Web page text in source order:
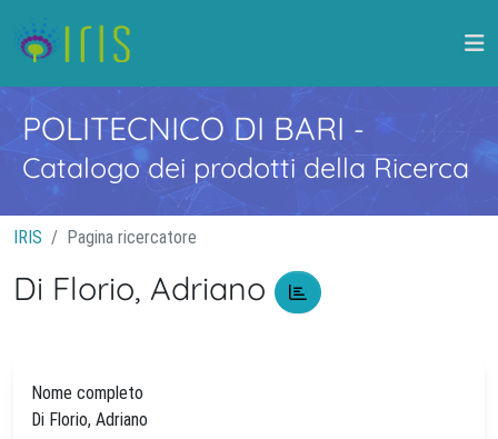
POLITECNICO DI BARI -
Catalogo dei prodotti della Ricerca
IRIS Pagina ricercatore
Di Florio, Adriano
Nome completo
Di Florio, Adriano